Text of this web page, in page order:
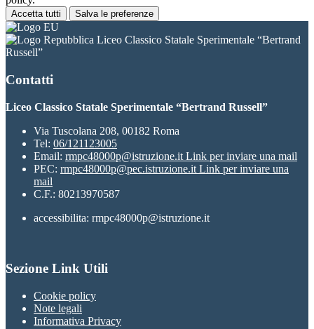
Accetta tutti Salva le preferenze
Liceo Classico Statale Sperimentale “Bertrand
Russell”
Contatti
Liceo Classico Statale Sperimentale “Bertrand Russell”
Via Tuscolana 208, 00182 Roma
Tel: 06/121123005
Email: rmpc48000p@istruzione.it Link per inviare una mail
PEC: rmpc48000p@pec.istruzione.it Link per inviare una
mail
C.F.: 80213970587
accessibilita: rmpc48000p@istruzione.it
Sezione Link Utili
Cookie policy
Note legali
Informativa Privacy